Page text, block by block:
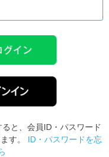
と、会員ID・パスワード
す。 ID・パスワードを忘